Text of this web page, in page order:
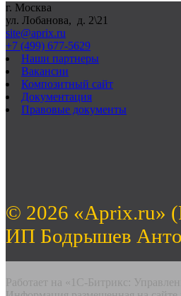
г. Москва
ул. Лобанова, д. 2\21
site@aprix.ru
+7 (499) 677-5629
Наши партнеры
Вакансии
Композитный сайт
Документация
Правовые документы
© 2026 «Aprix.ru»
ИП Бодрышев
Работает на «1С-Битрикс: